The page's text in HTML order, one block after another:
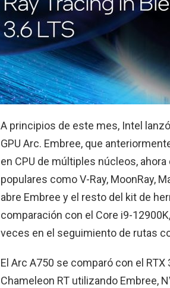
A principios de este mes, Intel
GPU Arc. Embree, que
en CPU de múltiples núcleos,
populares como V-Ray, MoonRay,
abre Embree y el resto del kit de
comparación con el Core i9-
veces en el seguimiento de rutas
El Arc A750 se comparó con el
Chameleon RT utilizando Embree,